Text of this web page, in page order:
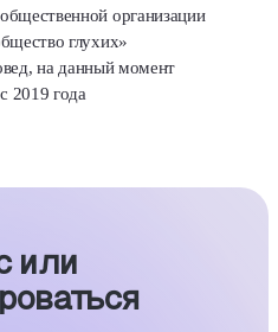
организации
глухих»
, на данный момент
2019 года
или